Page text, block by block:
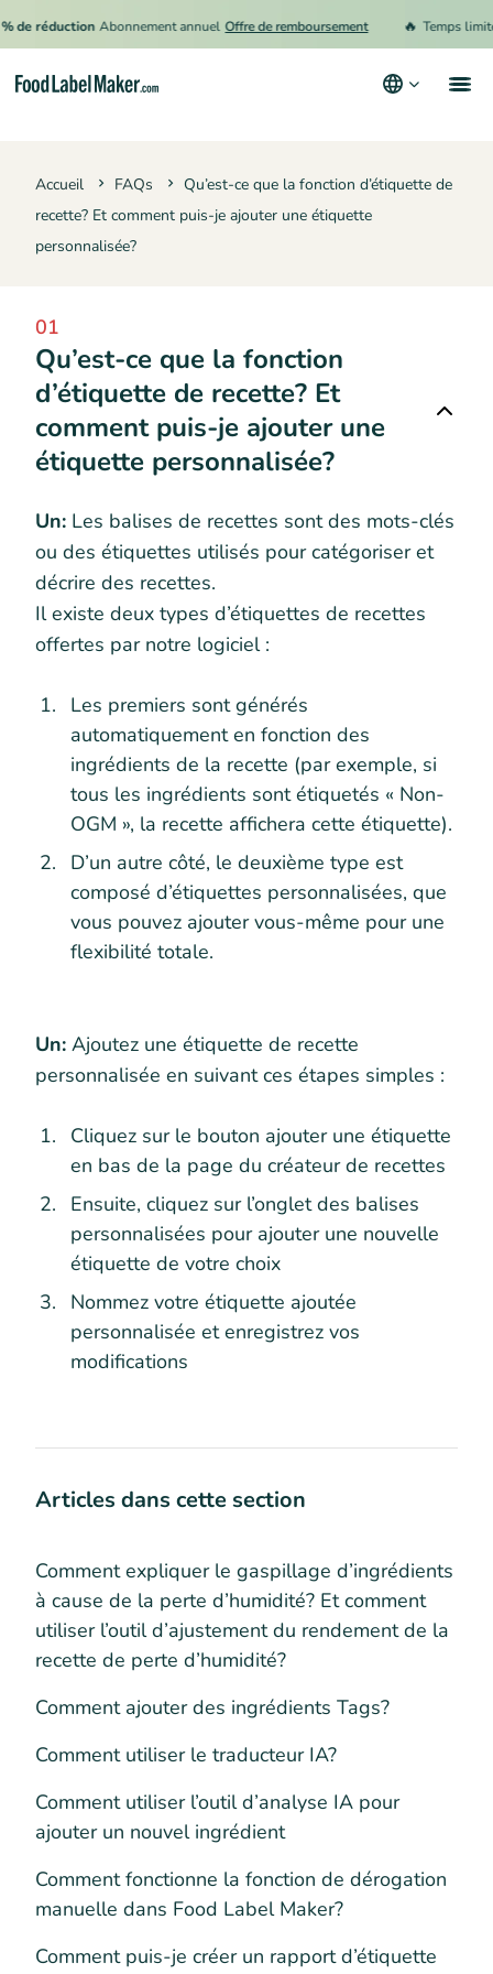
de réduction Abonnement annuel Offre de remboursement 🔥 Temps limité
Accueil FAQs
Qu’est-ce que la fonction d’étiquette de
recette? Et comment puis-je ajouter une étiquette
personnalisée?
Articles dans cette section
Comment expliquer le gaspillage d’ingrédients
à cause de la perte d’humidité? Et comment
utiliser l’outil d’ajustement du rendement de la
recette de perte d’humidité?
Comment ajouter des ingrédients Tags?
Comment utiliser le traducteur IA?
Comment utiliser l’outil d’analyse IA pour
ajouter un nouvel ingrédient
Comment fonctionne la fonction de dérogation
manuelle dans Food Label Maker?
Comment puis-je créer un rapport d’étiquette
01
Qu’est-ce que la fonction
d’étiquette de recette? Et
comment puis-je ajouter une
étiquette personnalisée?
Un: Les balises de recettes sont des mots-clés
ou des étiquettes utilisés pour catégoriser et
décrire des recettes.
Il existe deux types d’étiquettes de recettes
offertes par notre logiciel :
Les premiers sont générés
automatiquement en fonction des
ingrédients de la recette (par exemple, si
tous les ingrédients sont étiquetés « Non-
OGM », la recette affichera cette étiquette).
D’un autre côté, le deuxième type est
composé d’étiquettes personnalisées, que
vous pouvez ajouter vous-même pour une
flexibilité totale.
Un: Ajoutez une étiquette de recette
personnalisée en suivant ces étapes simples :
Cliquez sur le bouton ajouter une étiquette
en bas de la page du créateur de recettes
Ensuite, cliquez sur l’onglet des balises
personnalisées pour ajouter une nouvelle
étiquette de votre choix
Nommez votre étiquette ajoutée
personnalisée et enregistrez vos
modifications
Tarification
Ressources
Conditions générales d’utilisation
Politique de confidentialité